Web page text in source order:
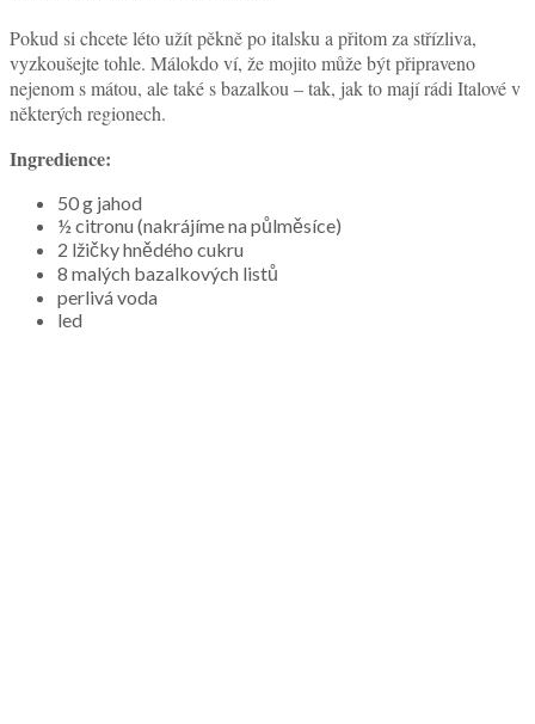
Pokud si chcete léto užít pěkně po italsku a přitom za střízliva,
vyzkoušejte tohle. Málokdo ví, že mojito může být připraveno
nejenom s mátou, ale také s bazalkou – tak, jak to mají rádi Italové v
některých regionech.
Ingredience:
50 g jahod
½ citronu (nakrájíme na půlměsíce)
2 lžičky hnědého cukru
8 malých bazalkových listů
perlivá voda
led